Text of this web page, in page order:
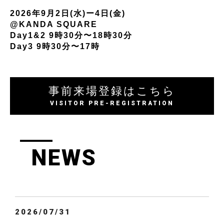
2026年9月2日(水)ー4日(金)
@KANDA SQUARE
Day1&2 9時30分〜18時30分
Day3 9時30分〜17時
事前来場登録はこちら
VISITOR PRE-REGISTRATION
NEWS
2026/07/31